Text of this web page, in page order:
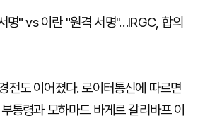
" vs 이란 "원격 서명"…IRGC, 합의
전도 이어졌다. 로이터통신에 따르면
통령과 모하마드 바게르 갈리바프 이